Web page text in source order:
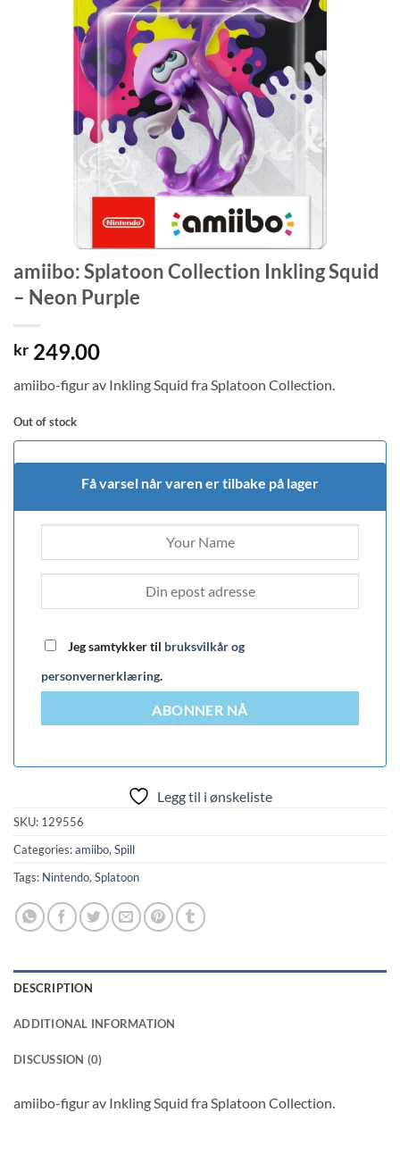
amiibo: Splatoon Collection Inkling Squid
– Neon Purple
kr 249.00
amiibo-figur av Inkling Squid fra Splatoon Collection.
Out of stock
Få varsel når varen er tilbake på lager
Jeg samtykker til bruksvilkår og
personvernerklæring.
ABONNER NÅ
Legg til i ønskeliste
SKU: 129556
Categories:amiibo, Spill
Tags: Nintendo, Splatoon
DESCRIPTION
ADDITIONAL INFORMATION
DISCUSSION (0)
amiibo-figur av Inkling Squid fra Splatoon Collection.